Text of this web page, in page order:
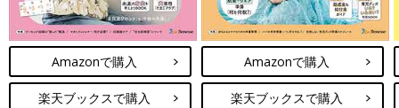
Amazonで購入
楽天ブックスで購入
Amazonで購入
楽天ブックスで購入